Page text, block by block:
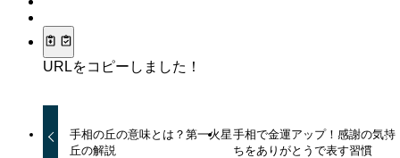
URLをコピーしました！
手相の丘の意味とは？第一火星
丘の解説
手相で金運アップ！感謝の気持
ちをありがとうで表す習慣